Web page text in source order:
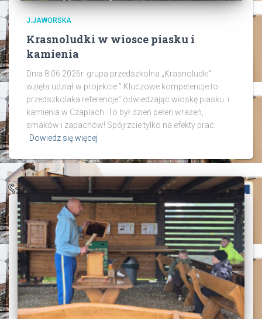
J.JAWORSKA
Krasnoludki w wiosce piasku i
kamienia
Dnia 8.06.2026r. grupa przedszkolna „Krasnoludki”
wzięła udział w projekcie ” Kluczowe kompetencje to
przedszkolaka referencje” odwiedzając wioskę piasku i
kamienia w Czaplach. To był dzień pełen wrażeń,
smaków i zapachów! Spójrzcie tylko na efekty prac:
Dowiedz się więcej